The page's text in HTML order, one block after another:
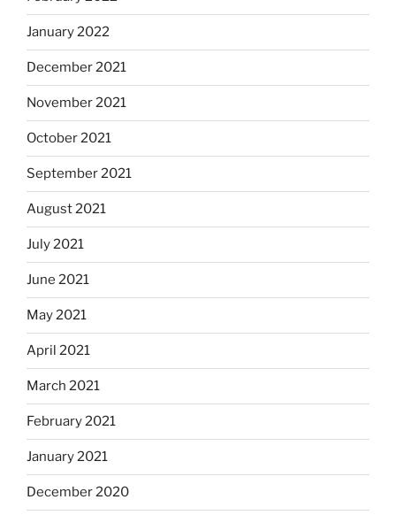
January 2022
December 2021
November 2021
October 2021
September 2021
August 2021
July 2021
June 2021
May 2021
April 2021
March 2021
February 2021
January 2021
December 2020